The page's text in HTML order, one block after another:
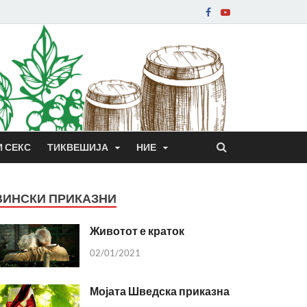
СЕКС ТИКВЕШИЈА НИЕ
ПРИКАЗНИ
Животот е краток
02/01/2021
Мојата Шведска приказна